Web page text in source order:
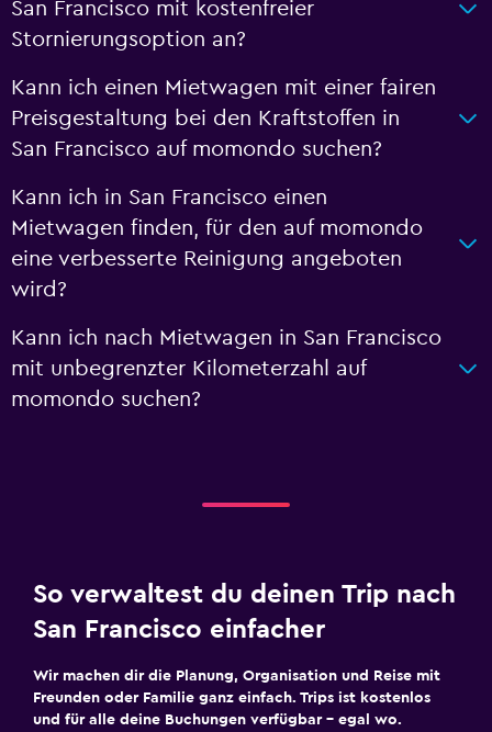
San Francisco mit kostenfreier
Stornierungsoption an?
Kann ich einen Mietwagen mit einer fairen
Preisgestaltung bei den Kraftstoffen in
San Francisco auf momondo suchen?
Kann ich in San Francisco einen
Mietwagen finden, für den auf momondo
eine verbesserte Reinigung angeboten
wird?
Kann ich nach Mietwagen in San Francisco
mit unbegrenzter Kilometerzahl auf
momondo suchen?
So verwaltest du deinen Trip nach
San Francisco einfacher
Wir machen dir die Planung, Organisation und Reise mit
Freunden oder Familie ganz einfach. Trips ist kostenlos
und für alle deine Buchungen verfügbar – egal wo.